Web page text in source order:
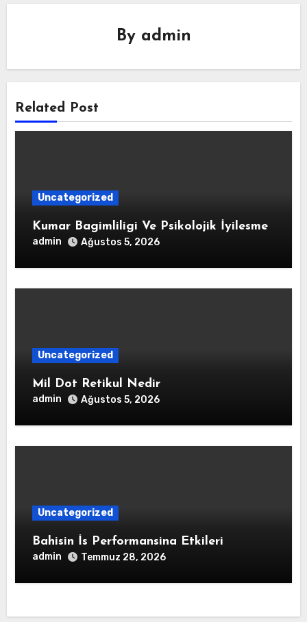
By admin
Related Post
Uncategorized
Kumar Bagimliligi Ve Psikolojik İyilesme
admin Ağustos 5, 2026
Uncategorized
Mil Dot Retikul Nedir
admin Ağustos 5, 2026
Uncategorized
Bahisin İs Performansina Etkileri
admin Temmuz 28, 2026